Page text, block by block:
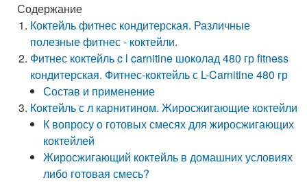
Содержание
Коктейль фитнес кондитерская. Различные
полезные фитнес - коктейли.
Фитнес коктейль c l carnitine шоколад 480 гр fitness
кондитерская. Фитнес-коктейль с L-Carnitine 480 гр
Состав и применение
Коктейль с л карнитином. Жиросжигающие коктейли
К вопросу о готовых смесях для жиросжигающих
коктейлей
Жиросжигающий коктейль в домашних условиях
либо готовая смесь?